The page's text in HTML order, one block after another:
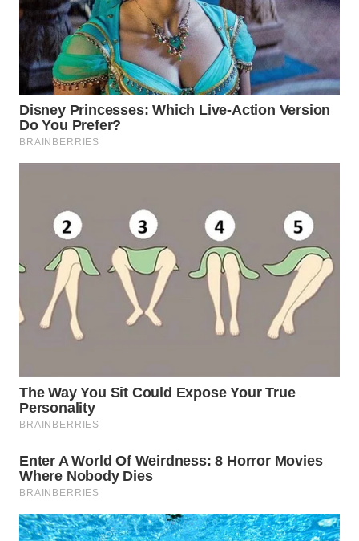
WN
PRIANGAN
TIMUR
WN
SEMARANG
WN
SOLO
BOROBUDUR
WN
MADURA
WN
SURABAYA
NATUNA
BINTAN
MANDALIKA